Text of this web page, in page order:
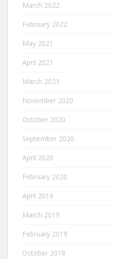
March 2022
February 2022
May 2021
April 2021
March 2021
November 2020
October 2020
September 2020
April 2020
February 2020
April 2019
March 2019
February 2019
October 2018